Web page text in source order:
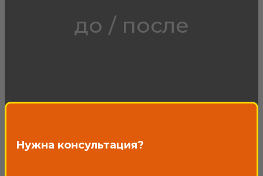
до / после
Нужна консультация?